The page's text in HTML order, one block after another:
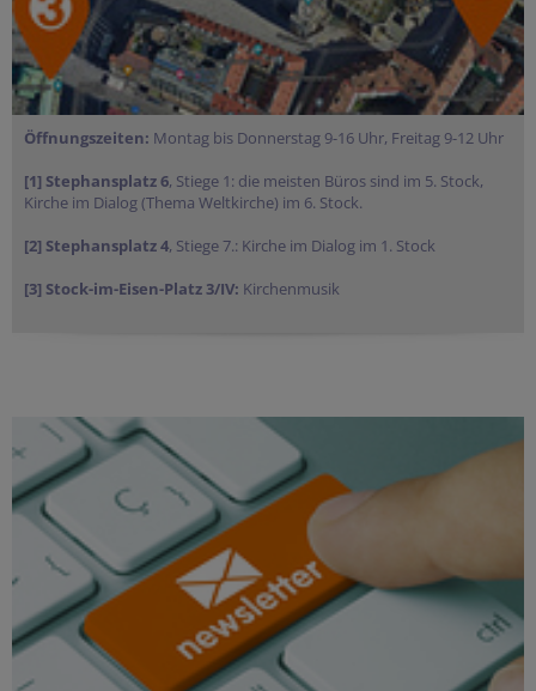
Öffnungszeiten: Montag bis Donnerstag 9-16 Uhr, Freitag 9-12 Uhr
[1] Stephansplatz 6, Stiege 1: die meisten Büros sind im 5. Stock,
Kirche im Dialog (Thema Weltkirche) im 6. Stock.
[2] Stephansplatz 4, Stiege 7.: Kirche im Dialog im 1. Stock
[3] Stock-im-Eisen-Platz 3/IV: Kirchenmusik